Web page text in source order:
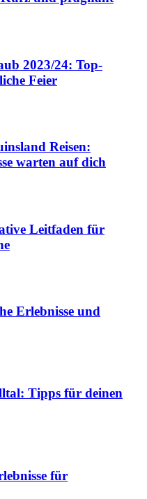
2023/24: Top-
Feier
Reisen:
warten auf dich
Leitfaden für
Erlebnisse und
Tipps für deinen
für